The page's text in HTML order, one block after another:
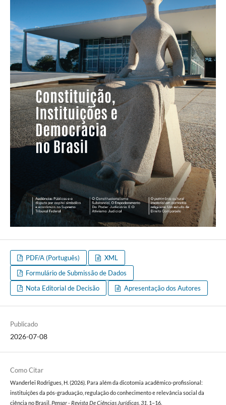
PDF/A (Português)
XML
Formulário de Submissão de Dados
Nota Editorial de Decisão
Apresentação dos Autores
Publicado
2026-07-08
Como Citar
Wanderlei Rodrigues, H. (2026). Para além da dicotomia acadêmico-profissional:
instituições da pós-graduação, regulação do conhecimento e relevância social da
ciência no Brasil. Pensar - Revista De Ciências Jurídicas, 31 , 1–16.